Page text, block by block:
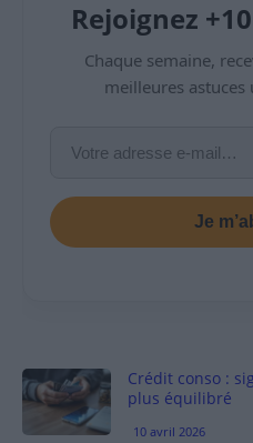
Rejoignez
Chaque semaine,
meilleures
Je
Crédit conso :
plus équilibré
10 avril 2026